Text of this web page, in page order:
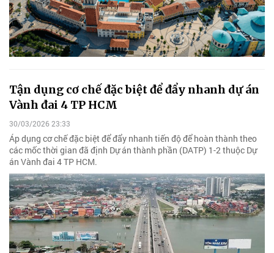
Tận dụng cơ chế đặc biệt để đẩy nhanh dự án
Vành đai 4 TP HCM
30/03/2026 23:33
Áp dụng cơ chế đặc biệt để đẩy nhanh tiến độ để hoàn thành theo
các mốc thời gian đã định Dự án thành phần (DATP) 1-2 thuộc Dự
án Vành đai 4 TP HCM.